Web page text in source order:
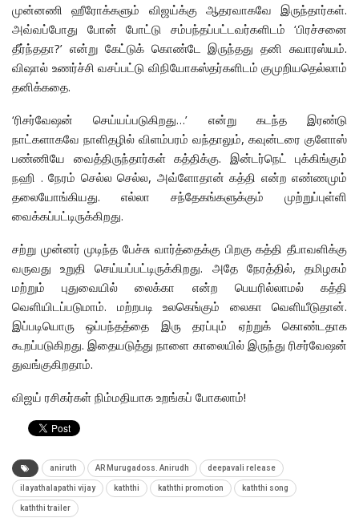
முன்னணி ஹீரோக்களும் விஜய்க்கு ஆதரவாகவே இருந்தார்கள்.
அவ்வப்போது போன் போட்டு சம்பந்தப்பட்டவர்களிடம் ‘பிரச்சனை
தீர்ந்ததா?’ என்று கேட்டுக் கொண்டே இருந்தது தனி சுவாரஸ்யம்.
விஷால் உணர்ச்சி வசப்பட்டு விநியோகஸ்தர்களிடம் குமுறியதெல்லாம்
தனிக்கதை.
‘ரிசர்வேஷன் செய்யப்படுகிறது…’ என்று கடந்த இரண்டு
நாட்களாகவே நாளிதழில் விளம்பரம் வந்தாலும், கவுன்டரை குளோஸ்
பண்ணியே வைத்திருந்தார்கள் கத்திக்கு. இன்டர்நெட் புக்கிங்கும்
நஹி . நேரம் செல்ல செல்ல, அவ்ளோதான் கத்தி என்ற எண்ணமும்
தலையோங்கியது. எல்லா சந்தேகங்களுக்கும் முற்றுப்புள்ளி
வைக்கப்பட்டிருக்கிறது.
சற்று முன்னர் முடிந்த பேச்சு வார்த்தைக்கு பிறகு கத்தி தீபாவளிக்கு
வருவது உறுதி செய்யப்பட்டிருக்கிறது. அதே நேரத்தில், தமிழகம்
மற்றும் புதுவையில் லைக்கா என்ற பெயரில்லாமல் கத்தி
வெளியிடப்படுமாம். மற்றபடி உலகெங்கும் லைகா வெளியீடுதான்.
இப்படியொரு ஒப்பந்தத்தை இரு தரப்பும் ஏற்றுக் கொண்டதாக
கூறப்படுகிறது. இதையடுத்து நாளை காலையில் இருந்து ரிசர்வேஷன்
துவங்குகிறதாம்.
விஜய் ரசிகர்கள் நிம்மதியாக உறங்கப் போகலாம்!
aniruth AR Murugadoss. Anirudh deepavali release
ilayathalapathi vijay kaththi kaththi promotion kaththi song
kaththi trailer